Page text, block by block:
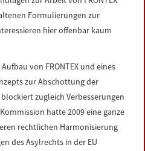
Formulierungen zur
hier offenbar kaum
von FRONTEX und eines
zur Abschottung der
zugleich Verbesserungen
hatte 2009 eine ganze
rechtlichen Harmonisierung
des Asylrechts in der EU